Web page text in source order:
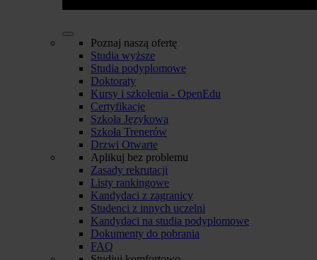
Poznaj naszą ofertę
Studia wyższe
Studia podyplomowe
Doktoraty
Kursy i szkolenia - OpenEdu
Certyfikacje
Szkoła Językowa
Szkoła Trenerów
Drzwi Otwarte
Aplikuj bez problemu
Zasady rekrutacji
Listy rankingowe
Kandydaci z zagranicy
Studenci z innych uczelni
Kandydaci na studia podyplomowe
Dokumenty do pobrania
FAQ